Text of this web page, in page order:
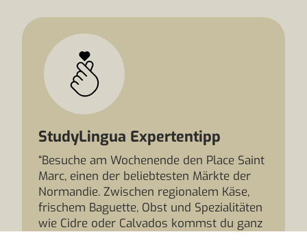
StudyLingua Expertentipp
“Besuche am Wochenende den Place Saint
Marc, einen der beliebtesten Märkte der
Normandie. Zwischen regionalem Käse,
frischem Baguette, Obst und Spezialitäten
wie Cidre oder Calvados kommst du ganz